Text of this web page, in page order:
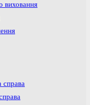
виховання